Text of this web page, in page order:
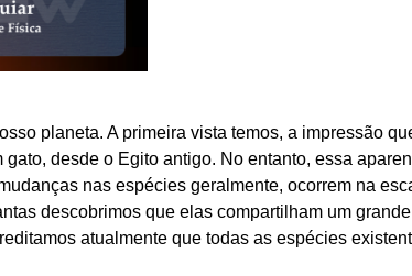
planeta. A primeira vista temos, a impressão
desde o Egito antigo. No entanto, essa
nas espécies geralmente, ocorrem na
descobrimos que elas compartilham um
atualmente que todas as espécies